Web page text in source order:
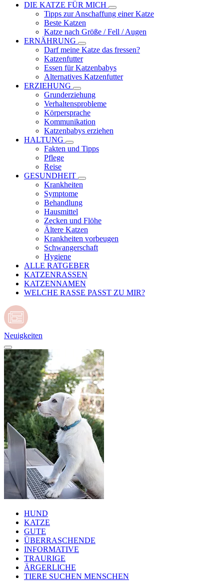
DIE KATZE FÜR MICH
Tipps zur Anschaffung einer Katze
Beste Katzen
Katze nach Größe / Fell / Augen
ERNÄHRUNG
Darf meine Katze das fressen?
Katzenfutter
Essen für Katzenbabys
Alternatives Katzenfutter
ERZIEHUNG
Grunderziehung
Verhaltensprobleme
Körpersprache
Kommunikation
Katzenbabys erziehen
HALTUNG
Fakten und Tipps
Pflege
Reise
GESUNDHEIT
Krankheiten
Symptome
Behandlung
Hausmittel
Zecken und Flöhe
Ältere Katzen
Krankheiten vorbeugen
Schwangerschaft
Hygiene
ALLE RATGEBER
KATZENRASSEN
KATZENNAMEN
WELCHE RASSE PASST ZU MIR?
Neuigkeiten
HUND
KATZE
GUTE
ÜBERRASCHENDE
INFORMATIVE
TRAURIGE
ÄRGERLICHE
TIERE SUCHEN MENSCHEN